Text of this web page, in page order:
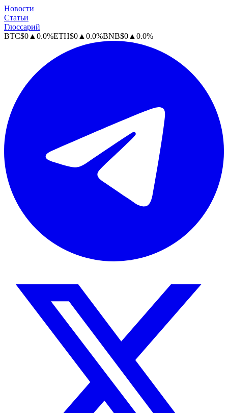
Новости
Статьи
Глоссарий
BTC$0 ▲ 0.0%ETH$0 ▲ 0.0%BNB$0 ▲ 0.0%